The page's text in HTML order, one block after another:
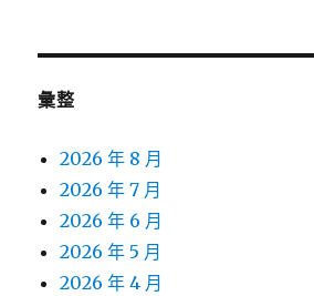
彙整
2026 年 8 月
2026 年 7 月
2026 年 6 月
2026 年 5 月
2026 年 4 月